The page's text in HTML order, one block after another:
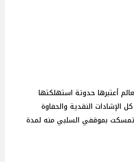
أعتبرها حدوتة استهلكتها
الإشادات النقدية والحفاوة
تمسكت بموقفي السلبي منه لمدة